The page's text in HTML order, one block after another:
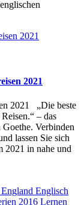
2021
2021 „Die beste
– das
Verbinden
lassen Sie sich
2021 in nahe und
Englisch
2016 Lernen